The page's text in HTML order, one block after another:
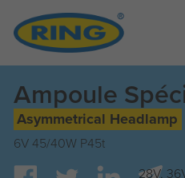
Ampoule
Asymmetrical Headlamp
6V 45/40W P45t
28V,